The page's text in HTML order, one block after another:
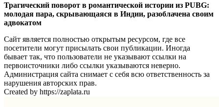
Трагический поворот в романтической истории из PUBG:
молодая пара, скрывающаяся в Индии, разоблачена своим
адвокатом
Сайт является полностью открытым ресурсом, где все
посетители могут присылать свои публикации. Иногда
бывает так, что пользователи не указывают ссылки на
первоисточники либо ссылки указываются неверно.
Администрация сайта снимает с себя всю ответственность за
нарушения авторских прав.
Created by https://zaplata.ru